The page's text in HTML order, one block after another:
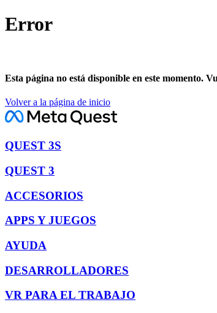
Error
Esta página no está disponible en este momento.
Volver a la página de inicio
QUEST 3S
QUEST 3
ACCESORIOS
APPS Y JUEGOS
AYUDA
DESARROLLADORES
VR PARA EL TRABAJO